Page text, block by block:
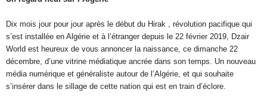
Dix mois jour pour jour après le début du Hirak , révolution pacifique qui
s’est installée en Algérie et à l’étranger depuis le 22 février 2019, Dzair
World est heureux de vous annoncer la naissance, ce dimanche 22
décembre, d’une vitrine médiatique ancrée dans son temps. Un nouveau
média numérique et généraliste autour de l’Algérie, et qui souhaite
s’insérer dans le sillage de cette nation qui est en train d’éclore.